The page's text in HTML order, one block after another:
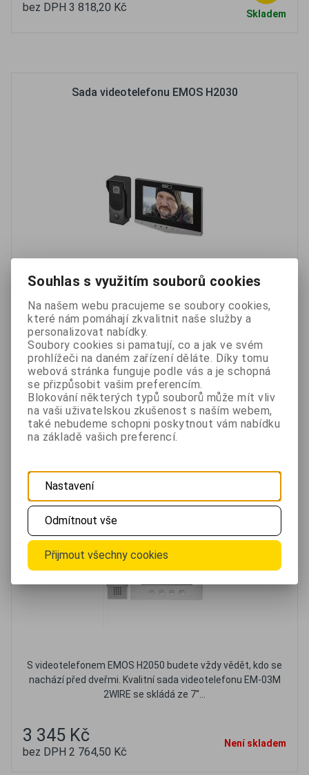
bez DPH 3 818,20 Kč Skladem
Sada videotelefonu EMOS H2030
barevný displej s integrovanou pamětí,16 vyzváněcích
melodií, 5 dotykovými a 4 mechanickými...
4 290 Kč
bez DPH 3 545,50 Kč
Není skladem
Oblíbené Porovnat
S videotelefonem EMOS H2050 budete vždy vědět, kdo se
nachází před dveřmi. Kvalitní sada videotelefonu EM-03M
2WIRE se skládá ze 7''...
3 345 Kč
bez DPH 2 764,50 Kč
Není skladem
Souhlas s využitím souborů cookies
Na našem webu pracujeme se soubory cookies,
které nám pomáhají zkvalitnit naše služby a
personalizovat nabídky.
Soubory cookies si pamatují, co a jak ve svém
prohlížeči na daném zařízení děláte. Díky tomu
webová stránka funguje podle vás a je schopná
se přizpůsobit vašim preferencím.
Blokování některých typů souborů může mít vliv
na vaši uživatelskou zkušenost s naším webem,
také nebudeme schopni poskytnout vám nabídku
na základě vašich preferencí.
Nastavení
Odmítnout vše
Přijmout všechny cookies